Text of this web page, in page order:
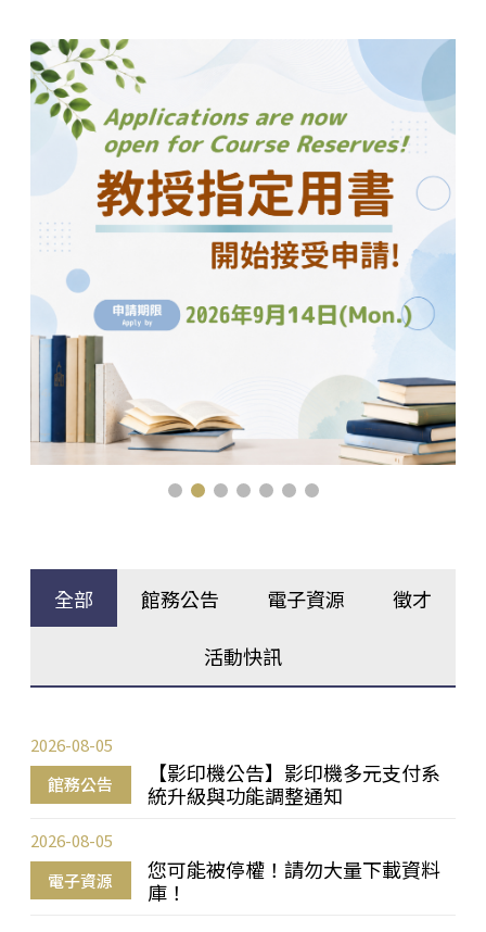
全部 館務公告 電子資源 徵才
活動快訊
館務公告
【影印機公告】影印機多元支付系
統升級與功能調整通知
2026-08-05
電子資源
您可能被停權！請勿大量下載資料
庫！
2026-08-05